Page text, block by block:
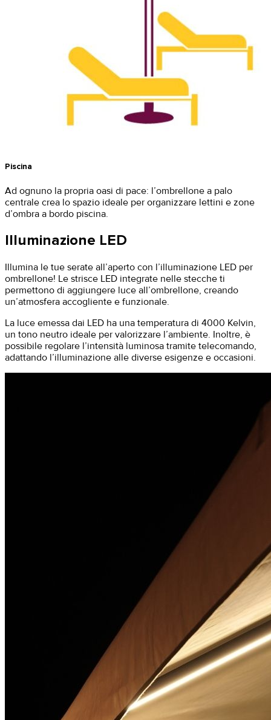
Piscina
Ad ognuno la propria oasi di pace: l’ombrellone a palo
centrale crea lo spazio ideale per organizzare lettini e zone
d’ombra a bordo piscina.
Illuminazione LED
Illumina le tue serate all’aperto con l’illuminazione LED per
ombrellone! Le strisce LED integrate nelle stecche ti
permettono di aggiungere luce all’ombrellone, creando
un’atmosfera accogliente e funzionale.
​La luce emessa dai LED ha una temperatura di 4000 Kelvin,
un tono neutro ideale per valorizzare l’ambiente. Inoltre, è
possibile regolare l’intensità luminosa tramite telecomando,
adattando l’illuminazione alle diverse esigenze e occasioni.